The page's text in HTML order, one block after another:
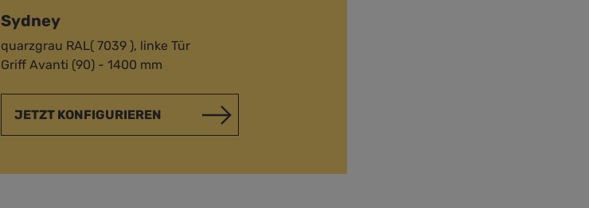
Sydney
quarzgrau RAL( 7039 ), linke Tür
Griff Avanti (90) - 1400 mm
JETZT KONFIGURIEREN